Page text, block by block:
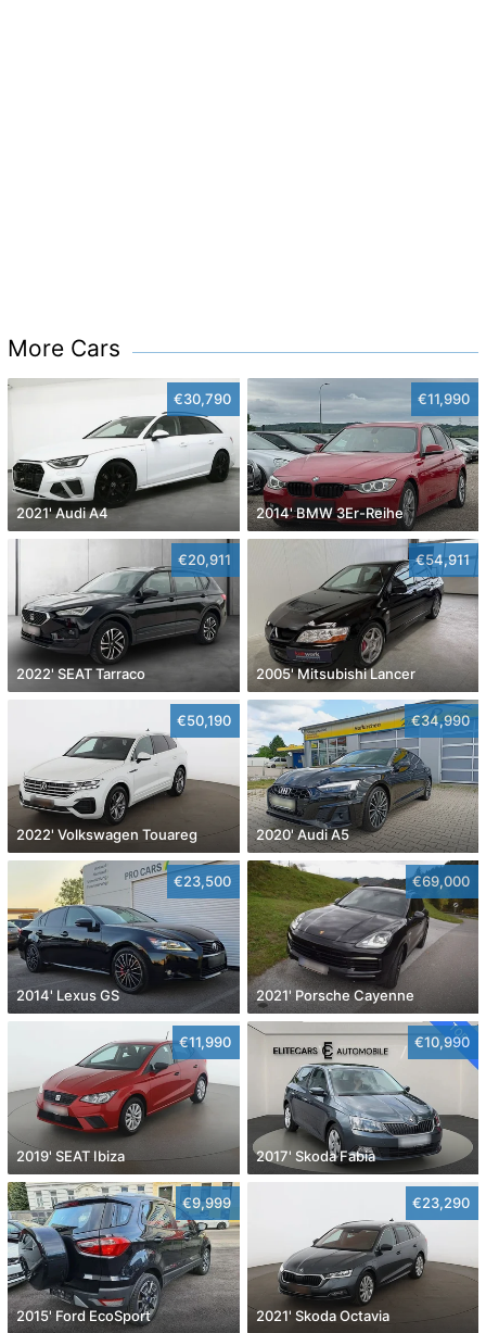
More Cars
€30,790
2021' Audi A4
€11,990
2014' BMW 3Er-Reihe
€20,911
2022' SEAT Tarraco
€54,911
2005' Mitsubishi Lancer
€50,190
2022' Volkswagen Touareg
€34,990
2020' Audi A5
€23,500
2014' Lexus GS
€69,000
2021' Porsche Cayenne
€11,990
2019' SEAT Ibiza
€10,990
2017' Skoda Fabia
€9,999
2015' Ford EcoSport
€23,290
2021' Skoda Octavia